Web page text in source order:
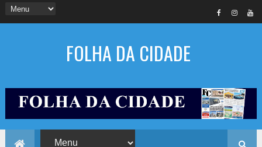
FOLHA DA CIDADE